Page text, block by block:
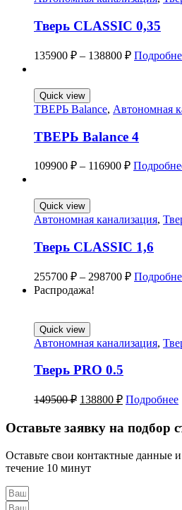
Тверь CLASSIC 0,35
135900 ₽ – 138800 ₽
Quick view
ТВЕРЬ Balance, Автономная
ТВЕРЬ Balance 4
109900 ₽ – 116900 ₽
Quick view
Автономная канализация,
Тверь CLASSIC 1,6
255700 ₽ – 298700 ₽
Распродажа!
Quick view
Автономная канализация,
Тверь PRO 0.5
149500₽ 138800 ₽ Подробнее
Оставьте заявку на подбор
Оставьте свои контактные данные
течение 10 минут